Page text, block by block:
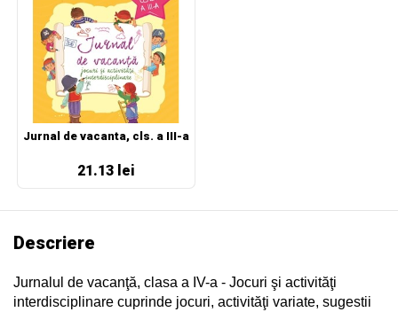
Jurnal de vacanta, cls. a III-a
21.13 lei
Descriere
Jurnalul de vacanţă, clasa a IV-a - Jocuri şi activităţi
interdisciplinare cuprinde jocuri, activităţi variate, sugestii